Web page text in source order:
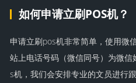
如何申请立刷POS机？
申请立刷pos机非常简单，使用微
站上电话号码（微信同号）为微
s机，我们会安排专业的文员进行